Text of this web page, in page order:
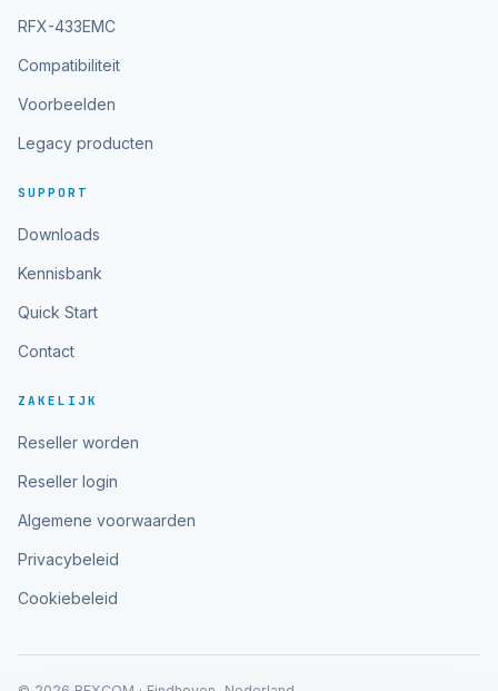
RFX-433EMC
Compatibiliteit
Voorbeelden
Legacy producten
SUPPORT
Downloads
Kennisbank
Quick Start
Contact
ZAKELIJK
Reseller worden
Reseller login
Algemene voorwaarden
Privacybeleid
Cookiebeleid